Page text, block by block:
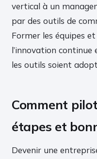
vertical à un
par des outils de
Former les équipes
l’innovation continue
les outils soient
Comment
étapes et
Devenir une